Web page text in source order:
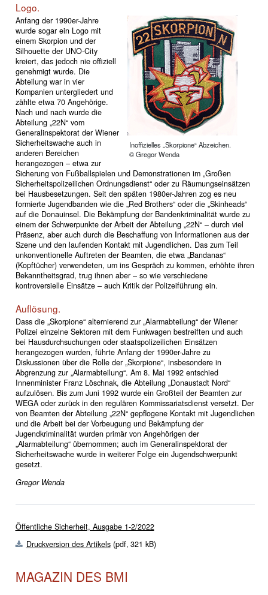
Logo.
Inoffizielles „Skorpione“ Abzeichen.
© Gregor Wenda
Anfang der 1990er-Jahre
wurde sogar ein Logo mit
einem Skorpion und der
Silhouette der UNO-City
kreiert, das jedoch nie offiziell
genehmigt wurde. Die
Abteilung war in vier
Kompanien untergliedert und
zählte etwa 70 Angehörige.
Nach und nach wurde die
Abteilung „22N“ vom
Generalinspektorat der Wiener
Sicherheitswache auch in
anderen Bereichen
herangezogen – etwa zur
Sicherung von Fußballspielen und Demonstrationen im „Großen
Sicherheitspolizeilichen Ordnungsdienst“ oder zu Räumungseinsätzen
bei Hausbesetzungen. Seit den späten 1980er-Jahren zog es neu
formierte Jugendbanden wie die „Red Brothers“ oder die „Skinheads“
auf die Donau­insel. Die Bekämpfung der Bandenkriminalität wurde zu
einem der Schwerpunkte der Arbeit der Abteilung „22N“ – durch viel
Präsenz, aber auch durch die Beschaffung von Informationen aus der
Szene und den laufenden Kontakt mit Jugendlichen. Das zum Teil
unkonventionelle Auftreten der Beamten, die etwa „Bandanas“
(Kopftücher) verwendeten, um ins Gespräch zu kommen, erhöhte ihren
Bekanntheitsgrad, trug ihnen aber – so wie verschiedene
kontroversielle Einsätze – auch Kritik der Polizeiführung ein.
Auflösung.
Dass die „Skorpione“ alternierend zur „Alarmabteilung“ der Wiener
Polizei einzelne Sektoren mit dem Funkwagen bestreiften und auch
bei Hausdurchsuchungen oder staatspolizeilichen Einsätzen
herangezogen wurden, führte Anfang der 1990er-Jahre zu
Diskussionen über die Rolle der „Skorpione“, insbesondere in
Abgrenzung zur „Alarmabteilung“. Am 8. Mai 1992 entschied
Innenminister Franz Löschnak, die Abteilung „Donaustadt Nord“
aufzulösen. Bis zum Juni 1992 wurde ein Großteil der Beamten zur
WEGA oder zurück in den regulären Kommissariatsdienst versetzt. Der
von Beamten der Abteilung „22N“ gepflogene Kontakt mit Jugendlichen
und die Arbeit bei der Vorbeugung und Bekämpfung der
Jugendkriminalität wurden primär von Angehörigen der
„Alarmabteilung“ übernommen; auch im Generalinspektorat der
Sicherheitswache wurde in weiterer Folge ein Jugendschwerpunkt
gesetzt.
Gregor Wenda
Öffentliche Sicherheit, Ausgabe 1-2/2022
Druckversion des Artikels(pdf, 321 kB)
MAGAZIN DES BMI